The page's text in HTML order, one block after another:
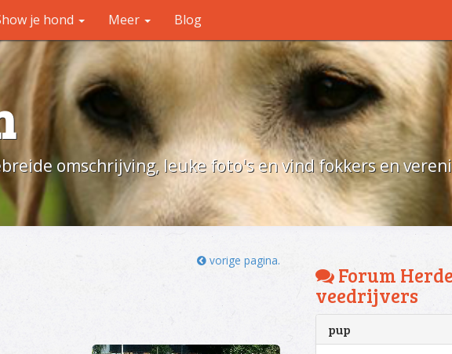
omschrijving, leuke foto's en vind fokkers en
vorige pagina.
Forum
veedrijvers
pup
je hond Meer Blog